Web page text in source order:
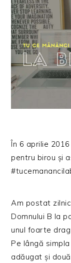
În 6 aprilie
pentru birou și
Am postat
Domnului B la
unul foarte
Pe lângă
adăugat și